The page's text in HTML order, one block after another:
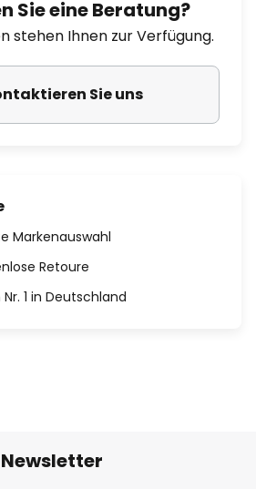
Sie eine Beratung?
stehen Ihnen zur Verfügung.
Sie uns
Markenauswahl
Retoure
1 in Deutschland
Newsletter